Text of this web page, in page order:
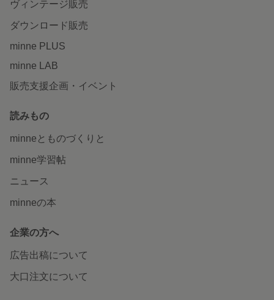
ヴィンテージ販売
ダウンロード販売
minne PLUS
minne LAB
販売支援企画・イベント
読みもの
minneとものづくりと
minne学習帖
ニュース
minneの本
企業の方へ
広告出稿について
大口注文について